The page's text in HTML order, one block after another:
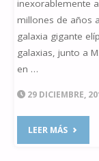
inexorablemente
millones de años
galaxia gigante
galaxias, junto a
en …
29 DICIEMBRE,
LEER MÁS"M31